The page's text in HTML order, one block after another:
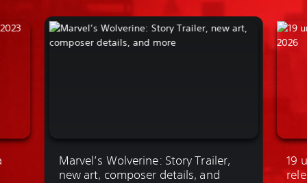
Marvel’s Wolverine: Story Trailer,
new art, composer details, and
19